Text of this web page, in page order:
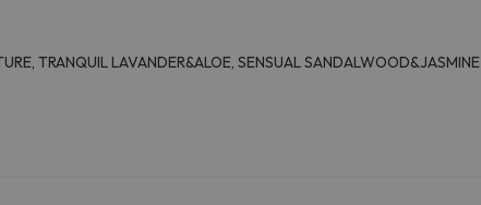
TRANQUIL LAVANDER&ALOE, SENSUAL SANDALWOOD&JASMINE